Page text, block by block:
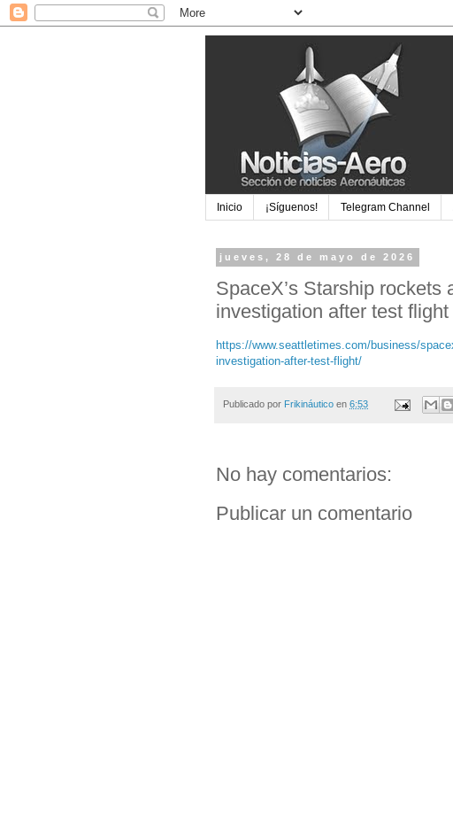
Inicio ¡Síguenos! Telegram Channel
jueves, 28 de mayo de 2026
SpaceX’s Starship rockets
investigation after test
https://www.seattletimes.com/business/
investigation-after-test-flight/
Publicado por Frikináutico en 6:53
No hay comentarios:
Publicar un comentario